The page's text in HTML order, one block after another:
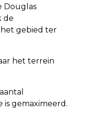
Douglas
de
gebied ter
het terrein
is gemaximeerd.